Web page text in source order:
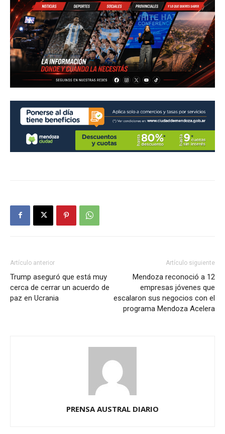
Artículo anterior
Trump aseguró que está muy
cerca de cerrar un acuerdo de
paz en Ucrania
Artículo siguiente
Mendoza reconoció a 12
empresas jóvenes que
escalaron sus negocios con el
programa Mendoza Acelera
PRENSA AUSTRAL DIARIO